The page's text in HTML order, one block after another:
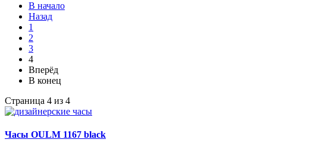
В начало
Назад
1
2
3
4
Вперёд
В конец
Страница 4 из 4
Часы OULM 1167 black